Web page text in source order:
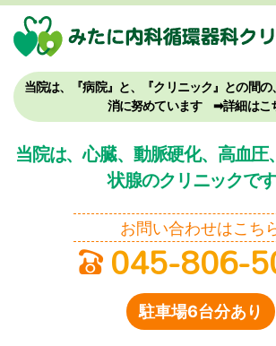
当院は、『病院』と、『クリニック』との間
消に努めています ➡詳細はこ
当院は、心臓、動脈硬化、高血圧
状腺のクリニックです
お問い合わせはこち
045-806-
駐車場6台分あり